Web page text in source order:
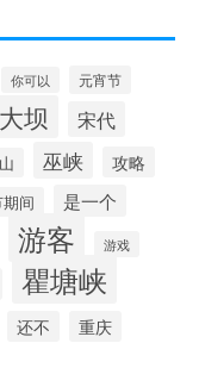
你可以 元宵节
大坝 宋代
巫峡 攻略
间
是一个
游客 游戏
瞿塘峡
还不 重庆